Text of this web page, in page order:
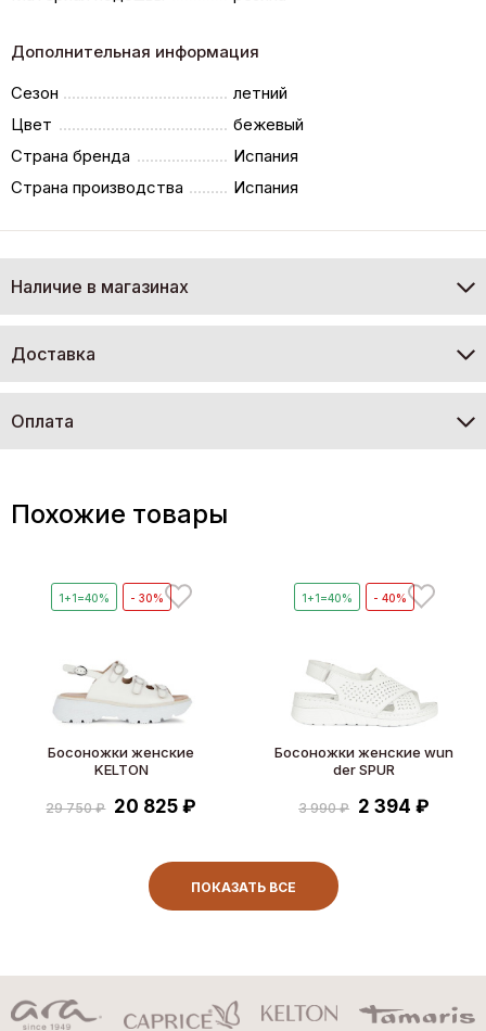
Дополнительная информация
Сезон
летний
Цвет
бежевый
Страна бренда
Испания
Страна производства
Испания
Наличие в магазинах
Доставка
Оплата
Похожие товары
1+1=40% - 30%
Босоножки женские
KELTON
29 750 ₽ 20 825 ₽
1+1=40% - 40%
Босоножки женские wun
der SPUR
3 990 ₽ 2 394 ₽
ПОКАЗАТЬ ВСЕ